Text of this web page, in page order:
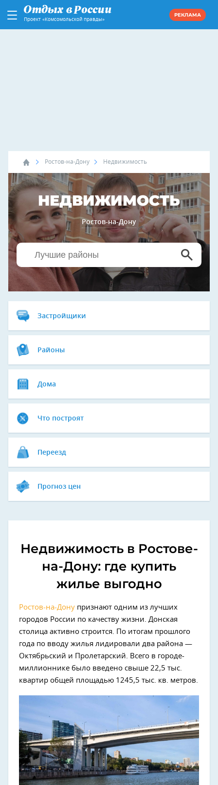
Проект «Комсомольской правды»
РЕКЛАМА
Ростов-на-Дону Недвижимость
НЕДВИЖИМОСТЬ
Ростов-на-Дону
Застройщики
Районы
Дома
Что построят
Переезд
Прогноз цен
Недвижимость в Ростове-
на-Дону: где купить
жилье выгодно
Ростов-на-Дону признают одним из лучших
городов России по качеству жизни. Донская
столица активно строится. По итогам прошлого
года по вводу жилья лидировали два района —
Октябрьский и Пролетарский. Всего в городе-
миллионнике было введено свыше 22,5 тыс.
квартир общей площадью 1245,5 тыс. кв. метров.